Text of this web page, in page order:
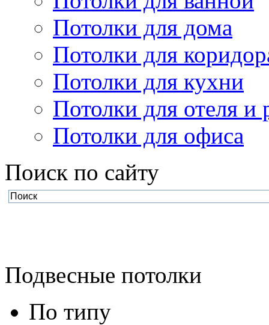
Потолки для дома
Потолки для
Потолки для кухни
Потолки для отеля и
Потолки для офиса
Поиск по cайту
Подвесные потолки
По типу